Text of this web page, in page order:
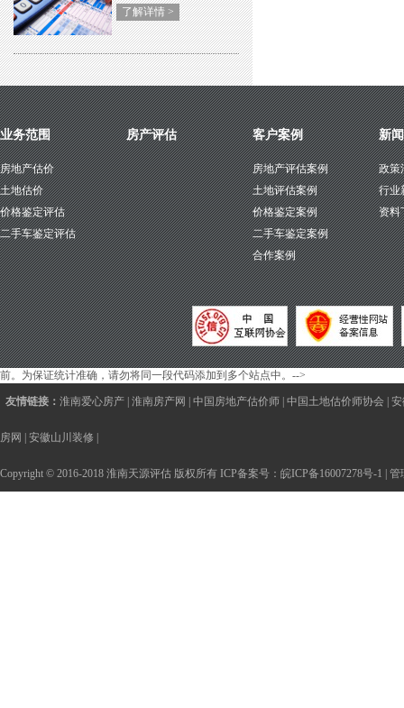
了解详情 >
业务范围
房地产估价
土地估价
价格鉴定评估
二手车鉴定评估
房产评估 客户案例
房地产评估案例
土地评估案例
价格鉴定案例
二手车鉴定案例
合作案例
新
政策
行业
资料
前。为保证统计准确，请勿将同一段代码添加到多个站点中。-->
友情链接： 淮南爱心房产 淮南房产网 中国房地产估价师 中国土地估价师协会
房网 安徽山川装修
Copyright © 2016-2018 淮南天源评估 版权所有 ICP备案号： 皖ICP备16007278号-1 管